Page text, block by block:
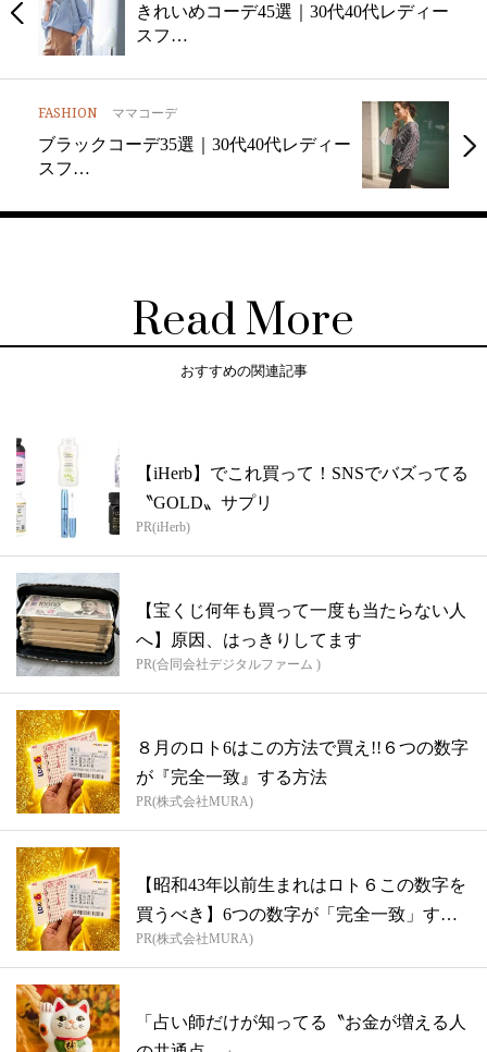
きれいめコーデ45選｜30代40代レディー
スフ…
FASHION ママコーデ
ブラックコーデ35選｜30代40代レディー
スフ…
Read More
おすすめの関連記事
【iHerb】でこれ買って！SNSでバズってる
〝GOLD〟サプリ
PR(iHerb)
【宝くじ何年も買って一度も当たらない人
へ】原因、はっきりしてます
PR(合同会社デジタルファーム )
８月のロト6はこの方法で買え!!６つの数字
が『完全一致』する方法
PR(株式会社MURA)
【昭和43年以前生まれはロト６この数字を
買うべき】6つの数字が「完全一致」する
方...
PR(株式会社MURA)
「占い師だけが知ってる〝お金が増える人